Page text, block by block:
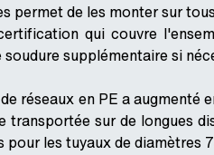
permet de les monter sur
qui couvre
supplémentaire si
réseaux en PE a augmenté
transportée sur de longues
les tuyaux de diamètres